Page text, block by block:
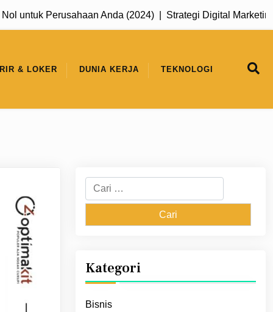
Perusahaan Anda (2024) |Strategi Digital Marketing
& LOKER DUNIA KERJA TEKNOLOGI
Cari
untuk:
Kategori
Bisnis